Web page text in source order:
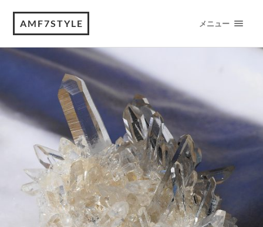
AMF7STYLE メニュー